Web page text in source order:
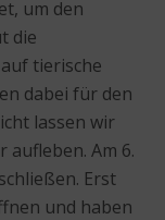
um den
die
tierische
dabei für den
lassen wir
aufleben. Am 6.
Erst
und haben